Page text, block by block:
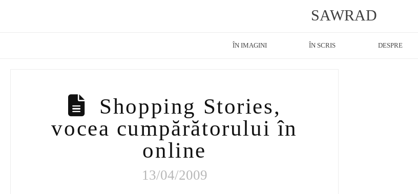
SAWRAD
ÎN IMAGINI ÎN SCRIS DESPRE
Shopping Stories,
vocea cumpărătorului în
online
13/04/2009